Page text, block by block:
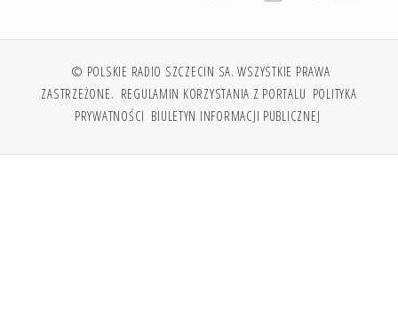
© POLSKIE RADIO SZCZECIN SA. WSZYSTKIE PRAWA
ZASTRZEŻONE. REGULAMIN KORZYSTANIA Z PORTALU POLITYKA
PRYWATNOŚCI BIULETYN INFORMACJI PUBLICZNEJ